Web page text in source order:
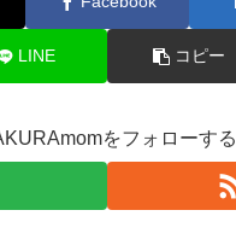
LINE コピー
をフォローする